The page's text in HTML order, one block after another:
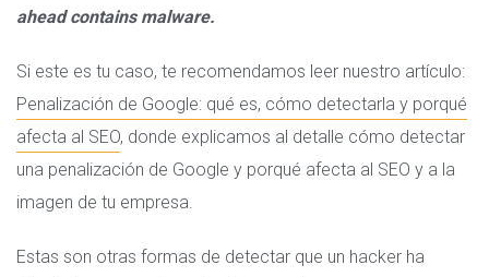
ahead contains malware.
Si este es tu caso, te recomendamos leer nuestro artículo:
Penalización de Google: qué es, cómo detectarla y porqué
afecta al SEO, donde explicamos al detalle cómo detectar
una penalización de Google y porqué afecta al SEO y a la
imagen de tu empresa.
Estas son otras formas de detectar que un hacker ha